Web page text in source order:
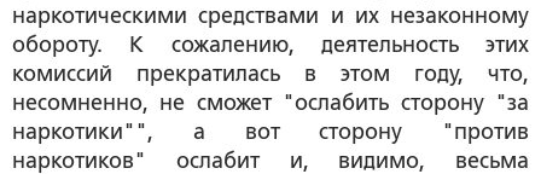
наркотическими средствами и их незаконному
обороту. К сожалению, деятельность этих
комиссий прекратилась в этом году, что,
несомненно, не сможет "ослабить сторону "за
наркотики"", а вот сторону "против
наркотиков" ослабит и, видимо, весьма